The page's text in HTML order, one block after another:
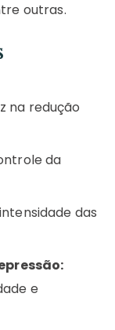
outras.
na redução
da
das
e